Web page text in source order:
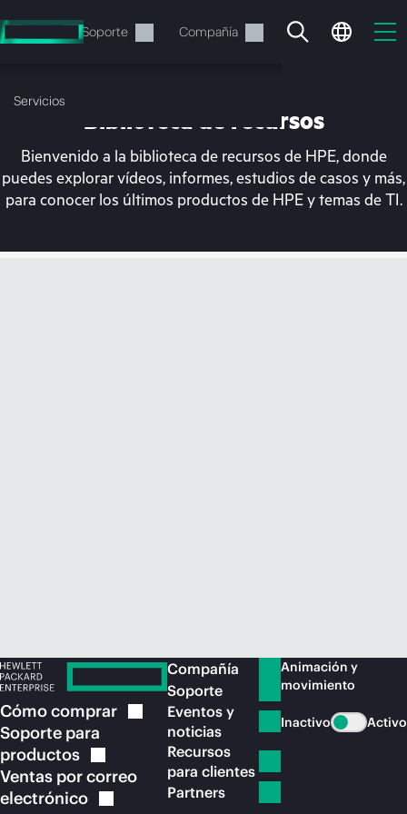
al
contenido
Soporte Compañía
Servicios
En estos momentos, tu
Biblioteca de recursos
Bienvenido a la biblioteca de recursos de HPE, donde
puedes explorar vídeos, informes, estudios de casos y más,
para conocer los últimos productos de HPE y temas de TI.
Cómocomprar
Soporte para
productos
Ventas por correo
electrónico
Compañía
Soporte
Eventos y
noticias
Recursos
para clientes
Partners
Animación y
movimiento
Inactivo Activo